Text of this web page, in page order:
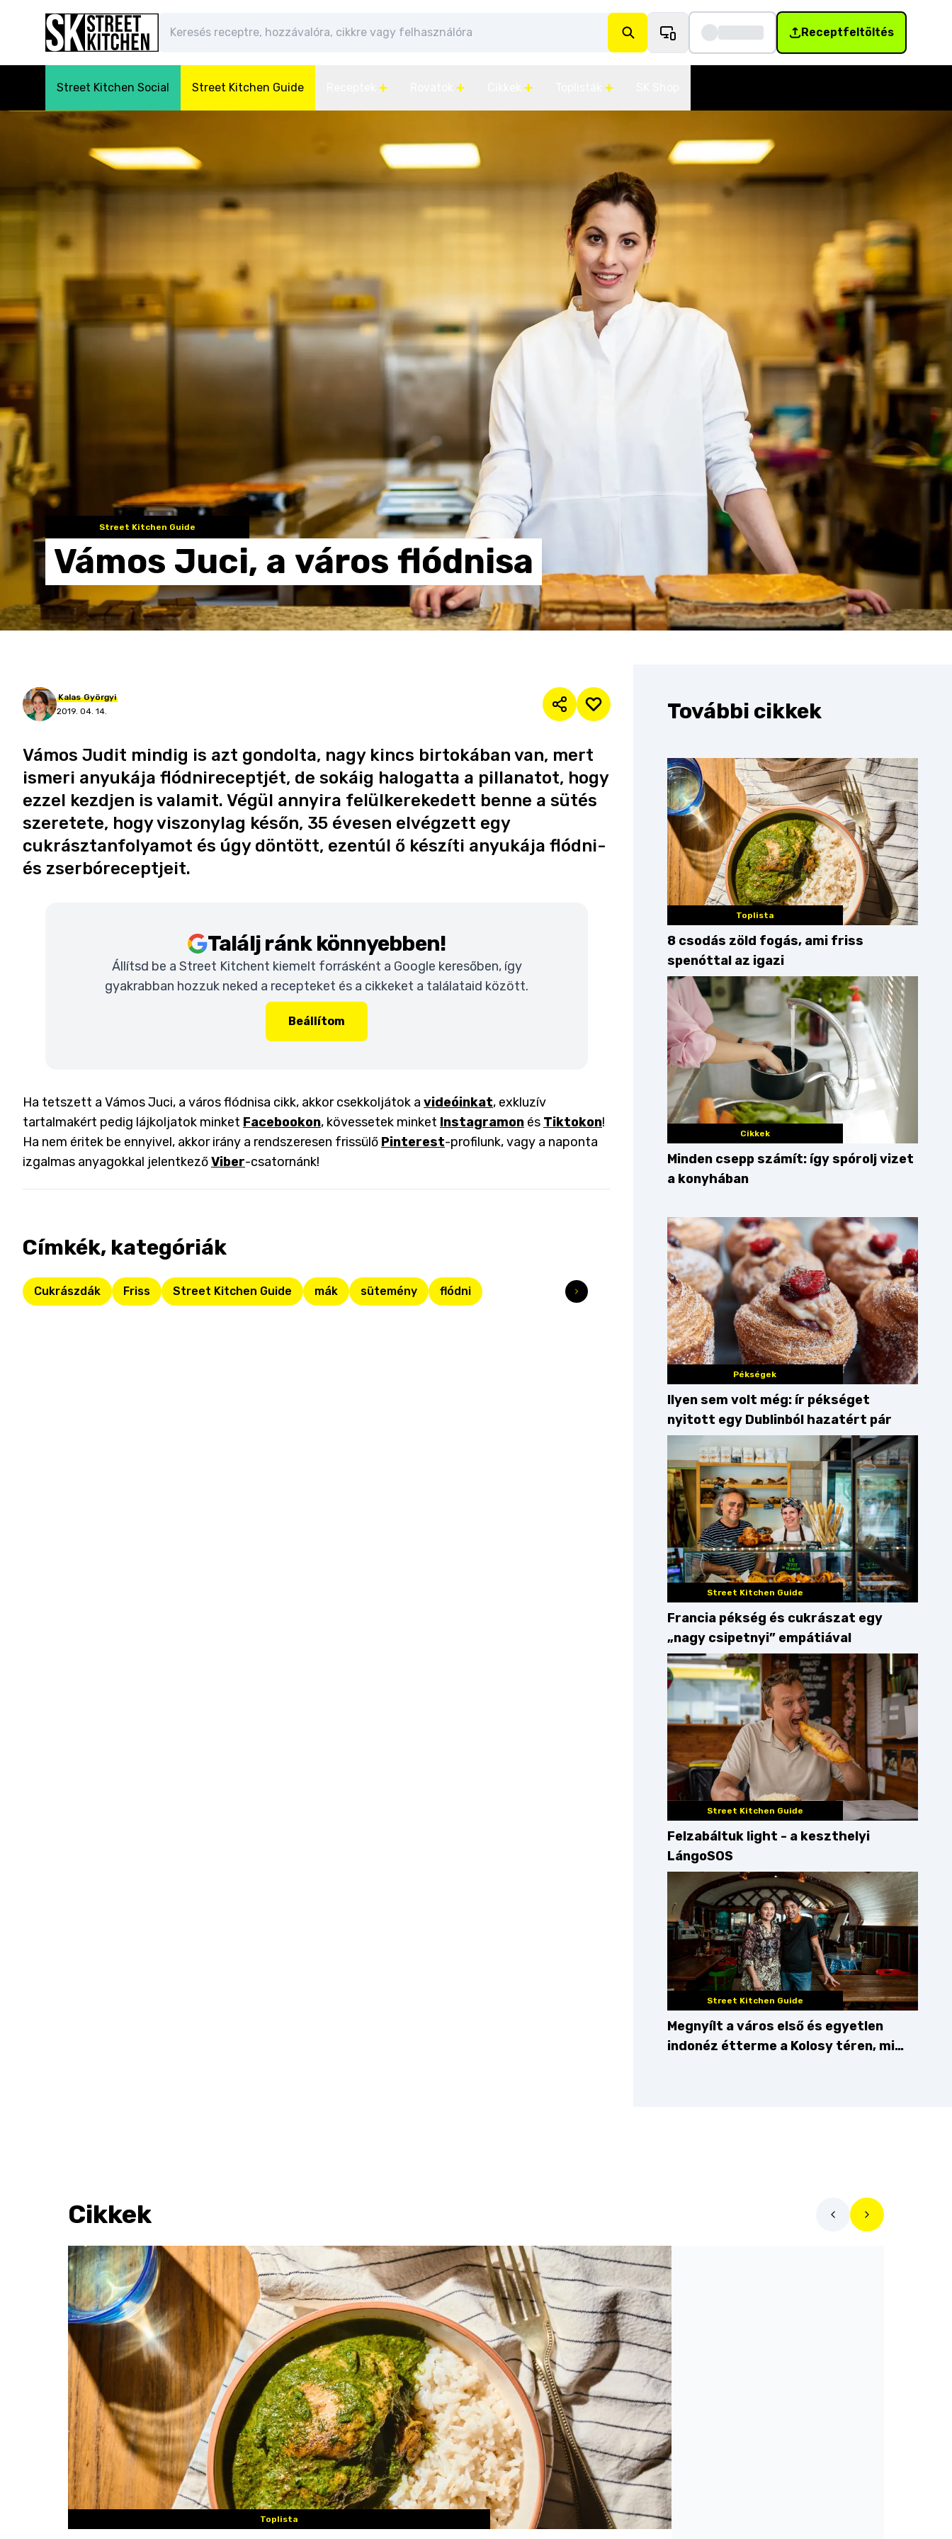
Receptfeltöltés
Street Kitchen Social Street Kitchen Guide
Street Kitchen Guide
Vámos Juci, a város flódnisa
Kalas Györgyi
2019. 04. 14.
Vámos Judit mindig is azt gondolta, nagy kincs birtokában van, mert
ismeri anyukája flódnireceptjét, de sokáig halogatta a pillanatot, hogy
ezzel kezdjen is valamit. Végül annyira felülkerekedett benne a sütés
szeretete, hogy viszonylag későn, 35 évesen elvégzett egy
cukrásztanfolyamot és úgy döntött, ezentúl ő készíti anyukája flódni-
és zserbóreceptjeit.
Találj ránk könnyebben!
Állítsd be a Street Kitchent kiemelt forrásként a Google keresőben, így
gyakrabban hozzuk neked a recepteket és a cikkeket a találataid között.
Beállítom
Ha tetszett a Vámos Juci, a város flódnisa cikk, akkor csekkoljátok a videóinkat, exkluzív
tartalmakért pedig lájkoljatok minket Facebookon, kövessetek minket Instagramon és Tiktokon!
Ha nem éritek be ennyivel, akkor irány a rendszeresen frissülő Pinterest-profilunk, vagy a naponta
izgalmas anyagokkal jelentkezőViber-csatornánk!
Címkék, kategóriák
Cukrászdák Friss Street Kitchen Guide mák sütemény flódni
További cikkek
Toplista
8 csodás zöld fogás, ami friss
spenóttal az igazi
Cikkek
Minden csepp számít: így spórolj vizet
a konyhában
Pékségek
Ilyen sem volt még: ír pékséget
nyitott egy Dublinból hazatért pár
Street Kitchen Guide
Francia pékség és cukrászat egy
„nagy csipetnyi” empátiával
Street Kitchen Guide
Felzabáltuk light - a keszthelyi
LángoSOS
Street Kitchen Guide
Megnyílt a város első és egyetlen
indonéz étterme a Kolosy téren, mi
Cikkek
Toplista